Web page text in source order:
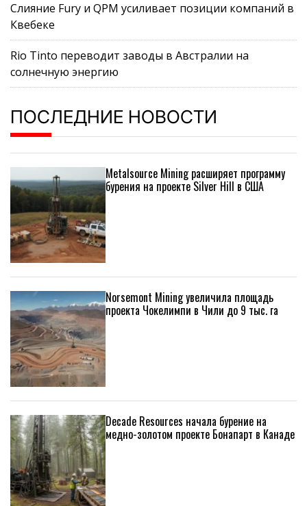
Слияние Fury и QPM усиливает позиции компаний в
Квебеке
Rio Tinto переводит заводы в Австралии на
солнечную энергию
ПОСЛЕДНИЕ НОВОСТИ
Metalsource Mining расширяет программу
бурения на проекте Silver Hill в США
Norsemont Mining увеличила площадь
проекта Чокелимпи в Чили до 9 тыс. га
Decade Resources начала бурение на
медно-золотом проекте Бонапарт в Канаде